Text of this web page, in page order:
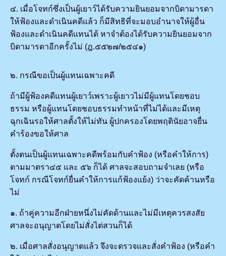
๔. เมื่อโจทก์ซึ่งเป็นผู้เยาว์ได้รับความยินยอมจากบิดามารดา
ให้ฟ้องและดำเนินคดีแล้ว ก็มีสิทธิที่จะมอบอำนาจให้ผู้อื่น
ฟ้องและดำเนินคดีแทนได้ หาจำต้องได้รับความยินยอมจาก
บิดามารดาอีกครั้งไม่ (ฎ.๕๕๒๗/๒๕๔๑)
๒. กรณีขอเป็นผู้แทนเฉพาะคดี
ถ้ามีผู้ฟ้องคดีแทนผู้เยาว์เพราะผู้เยาวไม่มีผู้แทนโดยชอบ
ธรรม หรือผู้แทนโดยชอบธรรมทำหน้าที่ไม่ได้และมีเหตุ
ฉุกเฉินรอให้ศาลตั้งให้ไม่ทัน ผู้ปกครองโดยพฤตินัยอาจยื่น
คำร้องขอให้ศาล
ตั้งตนเป็นผู้แทนเฉพาะคดีพร้อมกับคำฟ้อง (หรือคำให้การ)
ตามมาตรา๔๕ และ ๕๖ ก็ได้ ศาลจะสอบถามจำเลย (หรือ
โจทก์ กรณีโจทก์ยื่นคำให้การแก้ฟ้องแย้ง) ว่าจะคัดค้านหรือ
ไม่
๑. ถ้าคู่ความอีกฝ่ายหนึ่งไม่คัดด้านและไม่มีเหตุควรสงสัย
ศาลจะอนุญาตโดยไม่สั่งไต่สวนก็ได้
๒. เมื่อศาลสั่งอนุญาตแล้ว จึงจะตรวจและสั่งคำฟ้อง (หรือคำ